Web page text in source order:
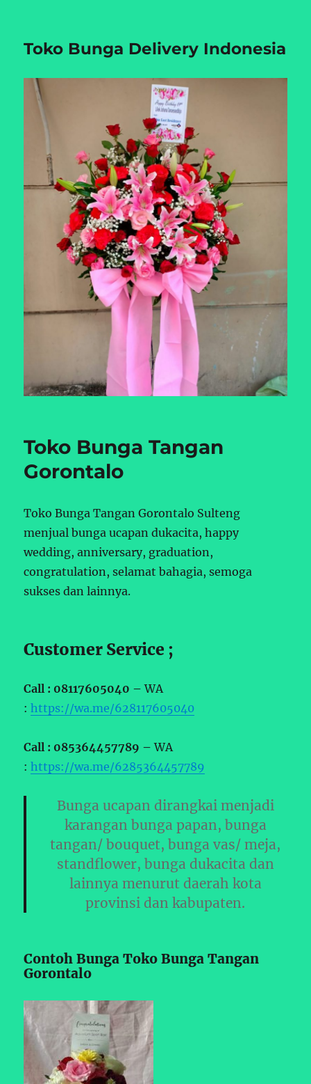
Toko Bunga Delivery Indonesia
Toko Bunga Tangan
Gorontalo
Toko Bunga Tangan Gorontalo Sulteng
menjual bunga ucapan dukacita, happy
wedding, anniversary, graduation,
congratulation, selamat bahagia, semoga
sukses dan lainnya.
Customer Service ;
Call : 08117605040 –WA
:https://wa.me/628117605040
Call : 085364457789 –WA
:https://wa.me/6285364457789
Bunga ucapan dirangkai menjadi
karangan bunga papan, bunga
tangan/ bouquet, bunga vas/ meja,
standflower, bunga dukacita dan
lainnya menurut daerah kota
provinsi dan kabupaten.
Contoh Bunga Toko Bunga Tangan
Gorontalo